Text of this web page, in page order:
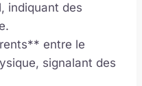
indiquant des
entre le
signalant des